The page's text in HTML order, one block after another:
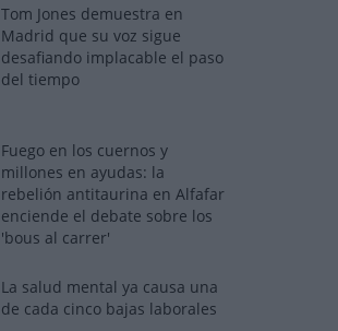
Tom Jones demuestra en
Madrid que su voz sigue
desafiando implacable el paso
del tiempo
Fuego en los cuernos y
millones en ayudas: la
rebelión antitaurina en Alfafar
enciende el debate sobre los
'bous al carrer'
La salud mental ya causa una
de cada cinco bajas laborales